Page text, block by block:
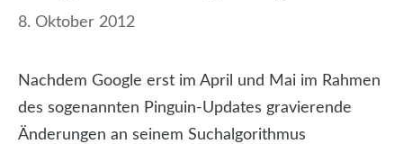
8. Oktober 2012
Nachdem Google erst im April und Mai im Rahmen
des sogenannten Pinguin-Updates gravierende
Änderungen an seinem Suchalgorithmus